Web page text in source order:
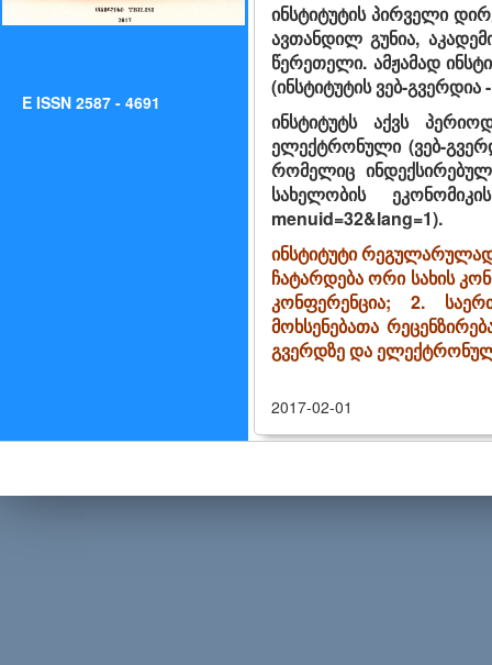
E ISSN 2587 - 4691
ინსტიტუტის პირველი
ავთანდილ გუნია,
წერეთელი. ამჟამად
(ინსტიტუტის ვებ-გვერდია
ინსტიტუტს აქვს
ელექტრონული (ვებ-
რომელიც
სახელობის
menuid=32&lang=1).
ინსტიტუტი
ჩატარდება ორი სახის
კონფერენცია; 2.
მოხსენებათა
გვერდზე და ელექტრონულ
2017-02-01